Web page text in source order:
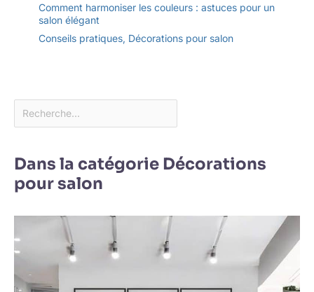
Comment harmoniser les couleurs : astuces pour un
salon élégant
Conseils pratiques, Décorations pour salon
Dans la catégorie Décorations
pour salon